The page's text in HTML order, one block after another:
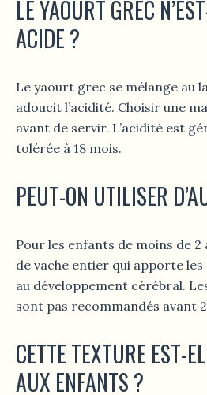
LE YAOURT GREC
ACIDE ?
Le yaourt grec se mélange au
adoucit l’acidité. Choisir une
avant de servir. L’acidité est
tolérée à 18 mois.
PEUT-ON UTILISER
Pour les enfants de moins de
de vache entier qui apporte les
au développement cérébral.
sont pas recommandés avant
CETTE TEXTURE EST-
AUX ENFANTS ?